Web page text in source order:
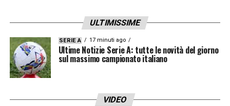
ULTIMISSIME
SERIE A 17 minuti ago
Ultime Notizie Serie A: tutte le novità del giorno
sul massimo campionato italiano
VIDEO